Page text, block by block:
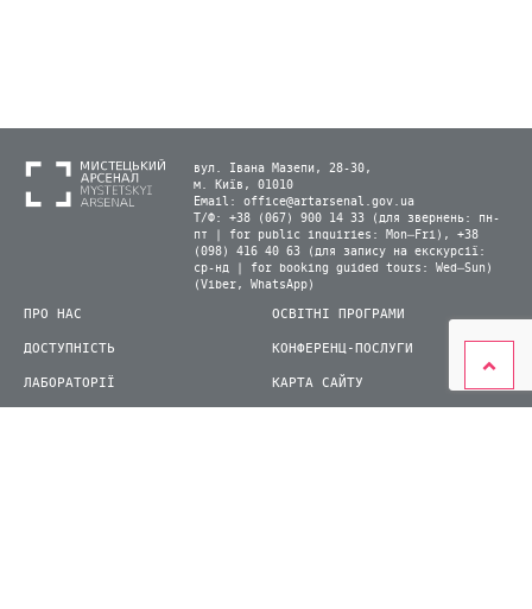
вул. Івана Мазепи, 28-30,
м. Київ, 01010
Email: office@artarsenal.gov.ua
Т/Ф: +38 (067) 900 14 33 (для звернень: пн-
пт | for public inquiries: Mon–Fri), +38
(098) 416 40 63 (для запису на екскурсії:
ср-нд | for booking guided tours: Wed–Sun)
(Viber, WhatsApp)
ПРО НАС
ДОСТУПНІСТЬ
ЛАБОРАТОРІЇ
ОСВІТНІ ПРОГРАМИ
КОНФЕРЕНЦ-ПОСЛУГИ
КАРТА САЙТУ